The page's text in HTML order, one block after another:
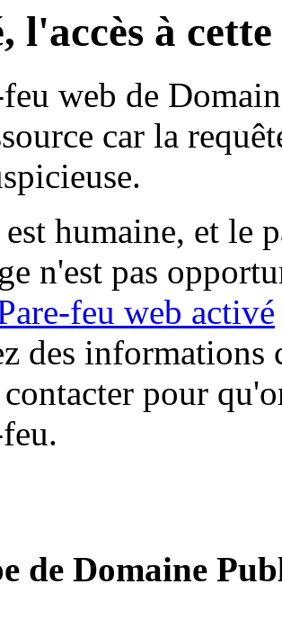
l'accès à
web de
car la
humaine, et le
n'est pas
feu web activé
des informations
pour
de Domaine